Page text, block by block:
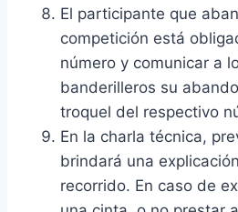
El participante que
competición está
número y comunicar a
banderilleros su
troquel del respectivo
En la charla técnica,
brindará una
recorrido. En caso de